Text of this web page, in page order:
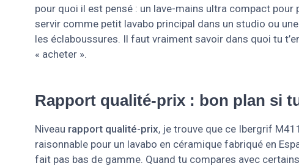
pour quoi il est pensé : un lave-mains ultra compact pour
servir comme petit lavabo principal dans un studio ou
les éclaboussures. Il faut vraiment savoir dans quoi tu
« acheter ».
Rapport qualité-prix : bon plan si
Niveau rapport qualité-prix, je trouve que ce Ibergrif
raisonnable pour un lavabo en céramique fabriqué en
fait pas bas de gamme. Quand tu compares avec